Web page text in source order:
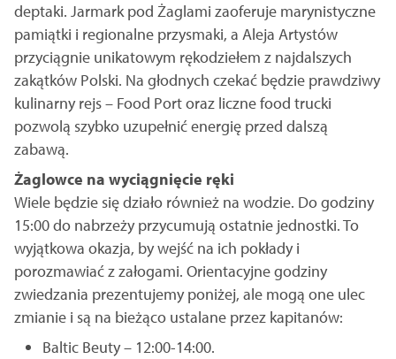
deptaki. Jarmark pod Żaglami zaoferuje marynistyczne
pamiątki i regionalne przysmaki, a Aleja Artystów
przyciągnie unikatowym rękodziełem z najdalszych
zakątków Polski. Na głodnych czekać będzie prawdziwy
kulinarny rejs – Food Port oraz liczne food trucki
pozwolą szybko uzupełnić energię przed dalszą
zabawą.
Żaglowce na wyciągnięcie ręki
Wiele będzie się działo również na wodzie. Do godziny
15:00 do nabrzeży przycumują ostatnie jednostki. To
wyjątkowa okazja, by wejść na ich pokłady i
porozmawiać z załogami. Orientacyjne godziny
zwiedzania prezentujemy poniżej, ale mogą one ulec
zmianie i są na bieżąco ustalane przez kapitanów:
Baltic Beuty – 12:00-14:00.